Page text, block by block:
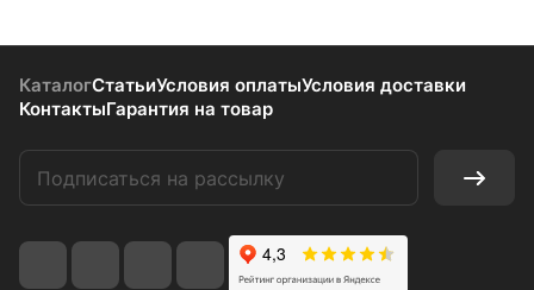
КаталогСтатьиУсловия оплатыУсловия доставки
КонтактыГарантия на товар